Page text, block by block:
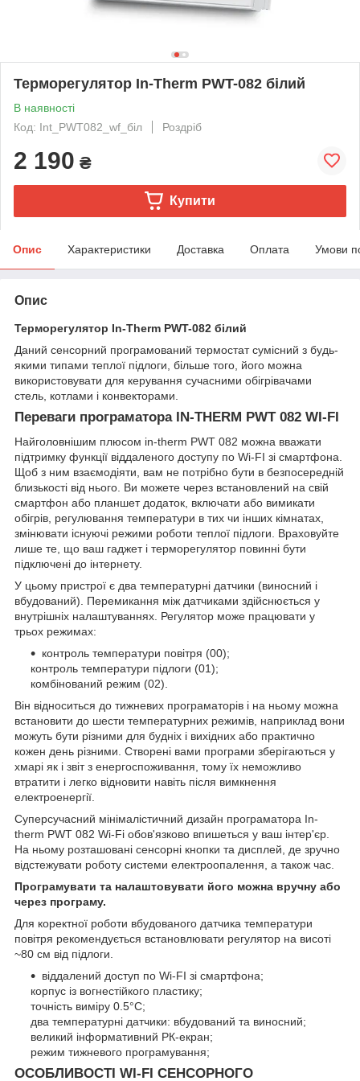
Терморегулятор In-Therm PWT-082 білий
В наявності
Код: Int_PWT082_wf_біл
Роздріб
2 190 ₴
Купити
Опис Характеристики Доставка Оплата Умови
Опис
Терморегулятор In-Therm PWT-082 білий
Даний сенсорний програмований термостат сумісний з будь-
якими типами теплої підлоги, більше того, його можна
використовувати для керування сучасними обігрівачами
стель, котлами і конвекторами.
Переваги програматора IN-THERM PWT 082 WI-FI
Найголовнішим плюсом in-therm PWT 082 можна вважати
підтримку функції віддаленого доступу по Wi-FI зі смартфона.
Щоб з ним взаємодіяти, вам не потрібно бути в безпосередній
близькості від нього. Ви можете через встановлений на свій
смартфон або планшет додаток, включати або вимикати
обігрів, регулювання температури в тих чи інших кімнатах,
змінювати існуючі режими роботи теплої підлоги. Враховуйте
лише те, що ваш гаджет і терморегулятор повинні бути
підключені до інтернету.
У цьому пристрої є два температурні датчики (виносний і
вбудований). Перемикання між датчиками здійснюється у
внутрішніх налаштуваннях. Регулятор може працювати у
трьох режимах:
контроль температури повітря (00);
контроль температури підлоги (01);
комбінований режим (02).
Він відноситься до тижневих програматорів і на ньому можна
встановити до шести температурних режимів, наприклад вони
можуть бути різними для будніх і вихідних або практично
кожен день різними. Створені вами програми зберігаються у
хмарі як і звіт з енергоспоживання, тому їх неможливо
втратити і легко відновити навіть після вимкнення
електроенергії.
Суперсучасний мінімалістичний дизайн програматора In-
therm PWT 082 Wi-Fi обов'язково впишеться у ваш інтер'єр.
На ньому розташовані сенсорні кнопки та дисплей, де зручно
відстежувати роботу системи електроопалення, а також час.
Програмувати та налаштовувати його можна вручну або
через програму.
Для коректної роботи вбудованого датчика температури
повітря рекомендується встановлювати регулятор на висоті
~80 см від підлоги.
віддалений доступ по Wi-FI зі смартфона;
корпус із вогнестійкого пластику;
точність виміру 0.5°С;
два температурні датчики: вбудований та виносний;
великий інформативний РК-екран;
режим тижневого програмування;
ОСОБЛИВОСТІ WI-FI СЕНСОРНОГО